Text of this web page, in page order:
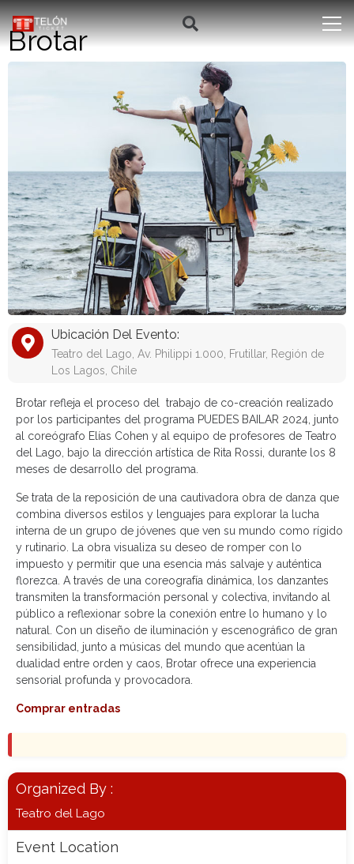
Brotar
Ubicación Del Evento:
Teatro del Lago, Av. Philippi 1.000, Frutillar, Región de
Los Lagos, Chile
Brotar refleja el proceso del trabajo de co-creación realizado
por los participantes del programa PUEDES BAILAR 2024, junto
al coreógrafo Elías Cohen y al equipo de profesores de Teatro
del Lago, bajo la dirección artística de Rita Rossi, durante los 8
meses de desarrollo del programa.
Se trata de la reposición de una cautivadora obra de danza que
combina diversos estilos y lenguajes para explorar la lucha
interna de un grupo de jóvenes que ven su mundo como rígido
y rutinario. La obra visualiza su deseo de romper con lo
impuesto y permitir que una esencia más salvaje y auténtica
florezca. A través de una coreografía dinámica, los danzantes
transmiten la transformación personal y colectiva, invitando al
público a reflexionar sobre la conexión entre lo humano y lo
natural. Con un diseño de iluminación y escenográfico de gran
sensibilidad, junto a músicas del mundo que acentúan la
dualidad entre orden y caos, Brotar ofrece una experiencia
sensorial profunda y provocadora.
Comprar entradas
Organized By :
Teatro del Lago
Event Location